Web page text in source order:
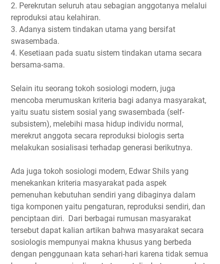
2. Perekrutan seluruh atau sebagian anggotanya melalui
reproduksi atau kelahiran.
3. Adanya sistem tindakan utama yang bersifat
swasembada.
4. Kesetiaan pada suatu sistem tindakan utama secara
bersama-sama.
Selain itu seorang tokoh sosiologi modern, juga
mencoba merumuskan kriteria bagi adanya masyarakat,
yaitu suatu sistem sosial yang swasembada (self-
subsistem), melebihi masa hidup individu normal,
merekrut anggota secara reproduksi biologis serta
melakukan sosialisasi terhadap generasi berikutnya.
Ada juga tokoh sosiologi modern, Edwar Shils yang
menekankan kriteria masyarakat pada aspek
pemenuhan kebutuhan sendiri yang dibaginya dalam
tiga komponen yaitu pengaturan, reproduksi sendiri, dan
penciptaan diri. Dari berbagai rumusan masyarakat
tersebut dapat kalian artikan bahwa masyarakat secara
sosiologis mempunyai makna khusus yang berbeda
dengan penggunaan kata sehari-hari karena tidak semua